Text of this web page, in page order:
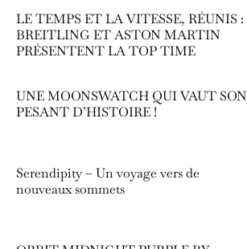
LE TEMPS ET LA VITESSE, RÉUNIS :
BREITLING ET ASTON MARTIN
PRÉSENTENT LA TOP TIME
UNE MOONSWATCH QUI VAUT SON
PESANT D’HISTOIRE !
Serendipity – Un voyage vers de
nouveaux sommets